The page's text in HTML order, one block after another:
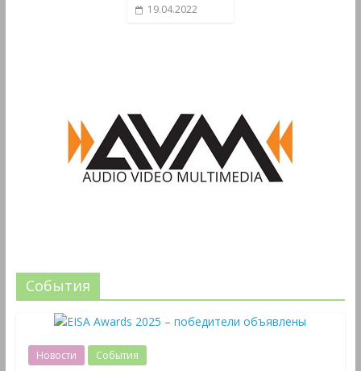
19.04.2022
События
Новости События